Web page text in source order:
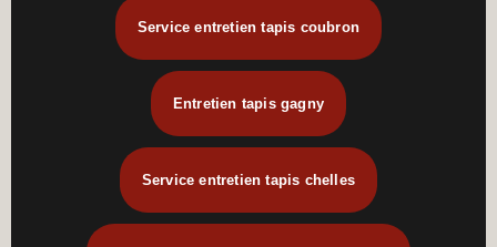
Service entretien tapis coubron
Entretien tapis gagny
Service entretien tapis chelles